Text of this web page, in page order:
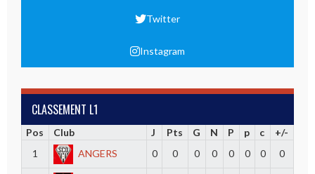
Twitter
Instagram
CLASSEMENT L1
Pos Club J Pts G N P p c
+/-
1
ANGERS 0 0 0 0 0 0 0 0